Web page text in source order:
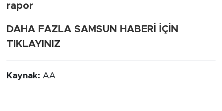
rapor
DAHA FAZLA SAMSUN HABERİ İÇİN
TIKLAYINIZ
Kaynak: AA